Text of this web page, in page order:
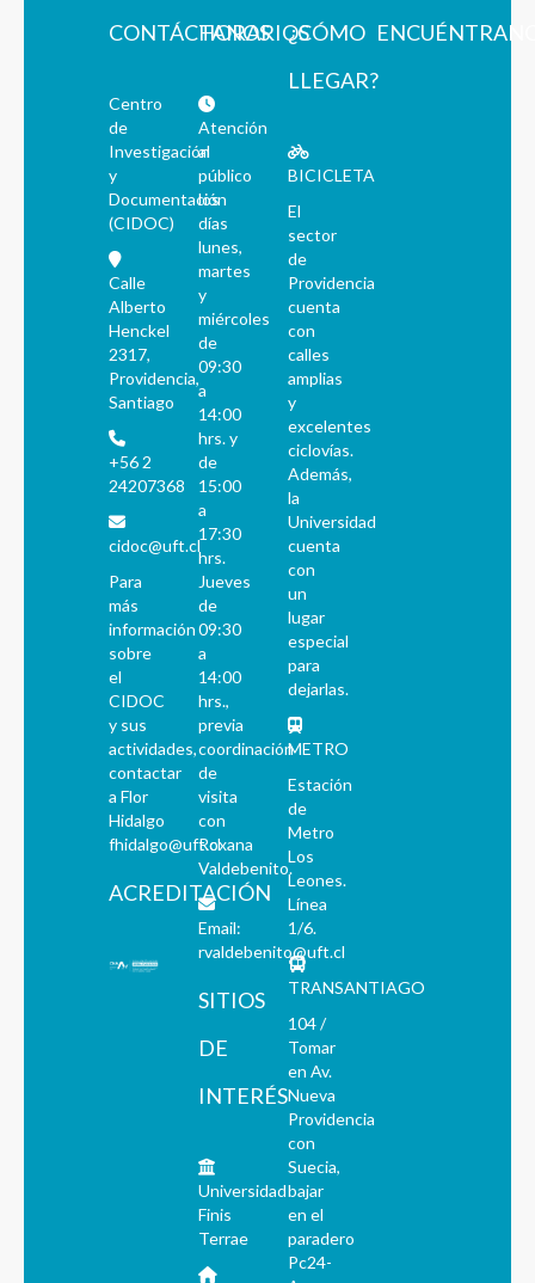
CONTÁCTANOS
Centro
de
Investigación
y
Documentación
(CIDOC)
Calle
Alberto
Henckel
2317,
Providencia,
Santiago
+56 2
24207368
cidoc@uft.cl
Para
más
información
sobre
el
CIDOC
y sus
actividades,
contactar
a Flor
Hidalgo
fhidalgo@uft.cl
ACREDITACIÓN
HORARIOS
Atención
al
público
los
días
lunes,
martes
y
miércoles
de
09:30
a
14:00
hrs. y
de
15:00
a
17:30
hrs.
Jueves
de
09:30
a
14:00
hrs.,
previa
coordinación
de
visita
con
Roxana
Valdebenito.
Email:
rvaldebenito@uft.cl
SITIOS
DE
INTERÉS
Universidad
Finis
Terrae
¿CÓMO
LLEGAR?
BICICLETA
El
sector
de
Providencia
cuenta
con
calles
amplias
y
excelentes
ciclovías.
Además,
la
Universidad
cuenta
con
un
lugar
especial
para
dejarlas.
METRO
Estación
de
Metro
Los
Leones.
Línea
1/6.
TRANSANTIAGO
104 /
Tomar
en Av.
Nueva
Providencia
con
Suecia,
bajar
en el
paradero
Pc24-